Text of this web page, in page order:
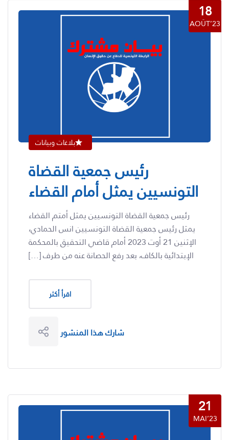
18
AOÛT’23
بلاغات وبيانات
رئيس جمعية القضاة
التونسيين يمثل أمام القضاء
رئيس جمعية القضاة التونسيين يمثل أمتم القضاء
يمثل رئيس جمعية القضاة التونسيين انس الحمادي،
الإثنين 21 أوت 2023 أمام قاضي التحقيق بالمحكمة
الإبتدائية بالكاف، بعد رفع الحصانة عنه من طرف […]
اقرأ أكثر
شارك هذا المنشور
21
MAI’23